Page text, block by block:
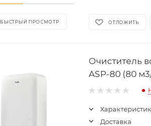
БЫСТРЫЙ ПРОСМОТР ОТЛОЖИТЬ
Очиститель
ASP-80 (80
Доставка